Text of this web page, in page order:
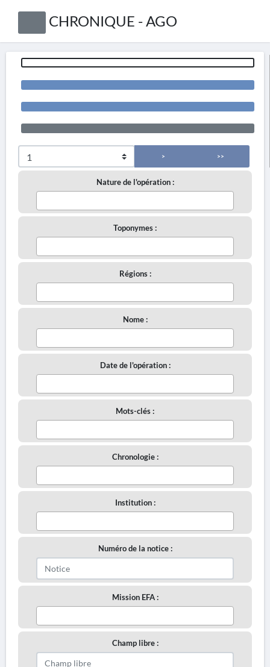
CHRONIQUE - AGO
> >>
Nature de l'opération :
Toponymes :
Régions :
Nome :
Date de l'opération :
Mots-clés :
Chronologie :
Institution :
Numéro de la notice :
Mission EFA :
Champ libre :